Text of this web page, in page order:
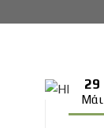
29
Μάι